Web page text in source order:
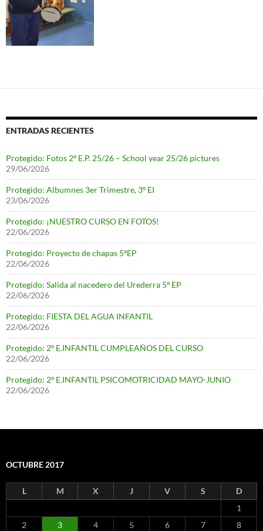
ENTRADAS RECIENTES
Protegido: Fotos 2º E.P. 25/26 – School year 25/26 pictures
29/06/2026
Protegido: Albumnes 3er Trimestre, 3º EI
23/06/2026
Protegido: ¡NUESTRO CURSO EN FOTOS!
22/06/2026
Protegido: Proyecto de chapas 5ºEP
22/06/2026
Protegido: Salida al nacedero del Urederra 5º EP
22/06/2026
Protegido: FIESTA DEL AGUA INFANTIL
22/06/2026
Protegido: 2º E.INFANTIL CUMPLEAÑOS DEL CURSO
22/06/2026
Protegido: 2º E.INFANTIL PSICOMOTRICIDAD MAYO-JUNIO
22/06/2026
OCTUBRE 2017
L M X J V S
D
1
2
3 4 5 6 7
8